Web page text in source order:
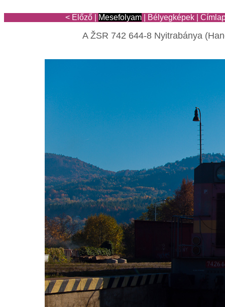
< Előző Mesefolyam Bélyegképek
A ŽSR 742 644-8 Nyitrabánya